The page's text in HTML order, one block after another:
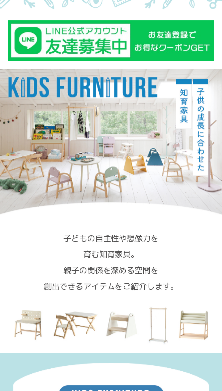
子どもの自主性や想像力を
育む知育家具。
親子の関係を深める空間を
創出できるアイテムをご紹介します。